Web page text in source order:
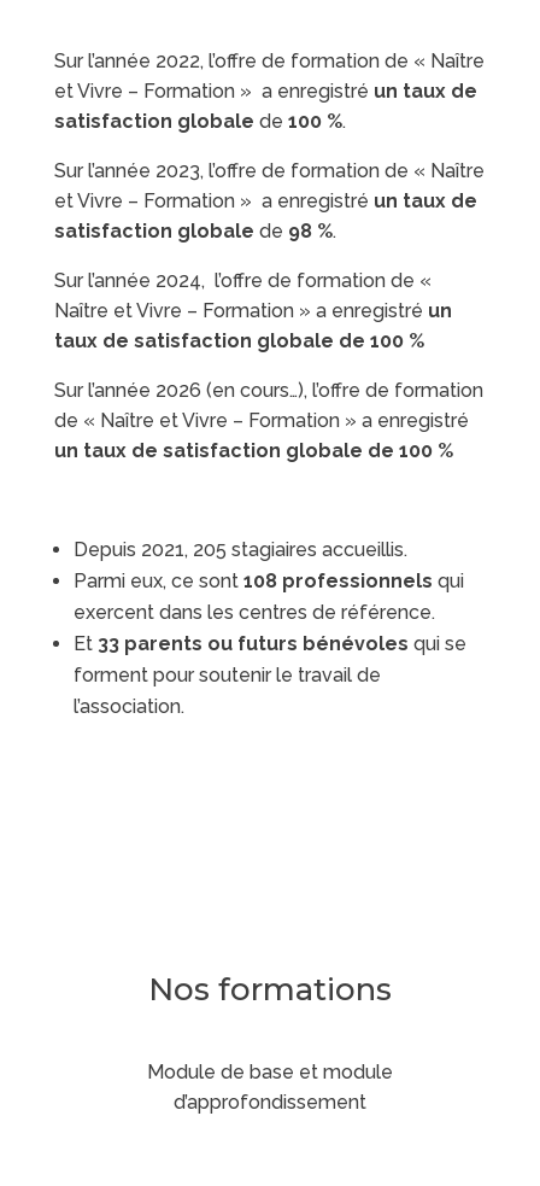
Sur l’année 2022, l’offre de formation de « Naître
et Vivre – Formation » a enregistré un taux de
satisfaction globale de 100 %.
Sur l’année 2023, l’offre de formation de « Naître
et Vivre – Formation » a enregistré un taux de
satisfaction globale de 98 %.
Sur l’année 2024, l’offre de formation de «
Naître et Vivre – Formation » a enregistré un
taux de satisfaction globale de 100 %
Sur l’année 2026 (en cours…), l’offre de formation
de « Naître et Vivre – Formation » a enregistré
un taux de satisfaction globale de 100 %
Depuis 2021, 205 stagiaires accueillis.
Parmi eux, ce sont 108 professionnels qui
exercent dans les centres de référence.
Et 33 parents ou futurs bénévoles qui se
forment pour soutenir le travail de
l’association.
Nos formations
Module de base et module
d’approfondissement